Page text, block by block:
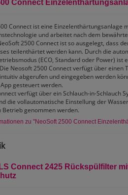
Connect
Connect ist eine Einzelenthärtungsanlage
und arbeitet nach dem
2500 Connect ist so ausgelegt, dass
teilenthärtet werden kann. Durch die
(ECO, Standard oder Power)
Neosoft 2500 Connect verfügt über einen
abgerufen und eingegeben werden
gesteuert werden.
verfügt über ein Schlauch-in-Schlauch
die vollautomatische Einstellung der
Betrieb genommen werden.
zu "NeoSoft 2500 Connect
Connect 2425 Rückspülfilter